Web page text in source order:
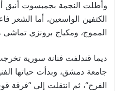
وأطلت النجمة بجمبسوت أنيق
الكتفين الواسعين، أما الشعر
المموج، ومكياج برونزي تماشى
ديما قندلفت فنانة سورية
جامعة دمشق، وبدأت حياتها
الفرح”، ثم انتقلت إلى